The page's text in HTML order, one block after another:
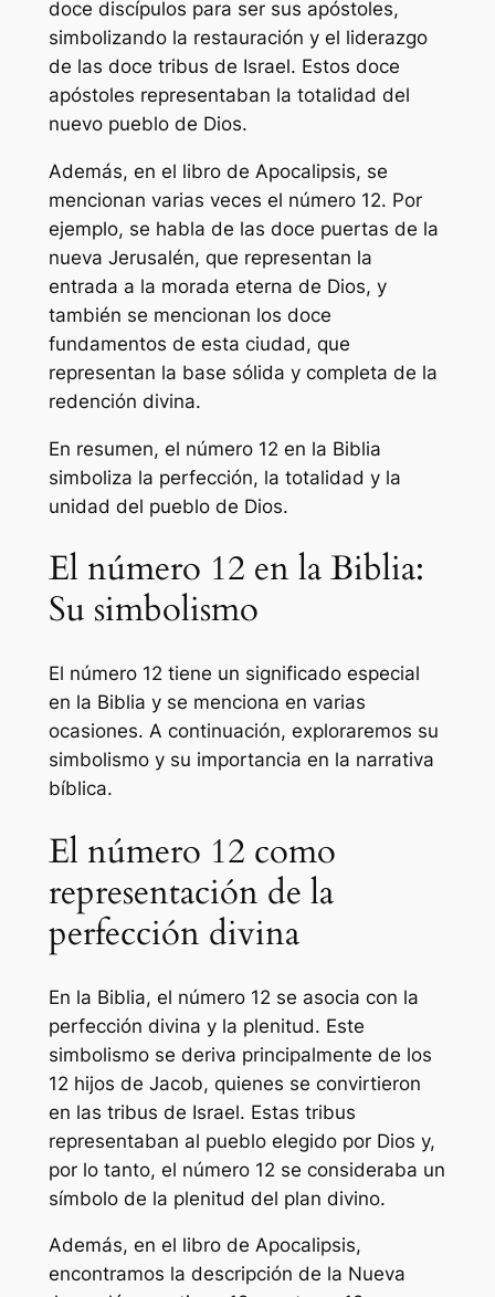
doce discípulos para ser sus apóstoles,
simbolizando la restauración y el liderazgo
de las doce tribus de Israel. Estos doce
apóstoles representaban la totalidad del
nuevo pueblo de Dios.
Además, en el libro de Apocalipsis, se
mencionan varias veces el número 12. Por
ejemplo, se habla de las doce puertas de la
nueva Jerusalén, que representan la
entrada a la morada eterna de Dios, y
también se mencionan los doce
fundamentos de esta ciudad, que
representan la base sólida y completa de la
redención divina.
En resumen, el número 12 en la Biblia
simboliza la perfección, la totalidad y la
unidad del pueblo de Dios.
El número 12 en la Biblia:
Su simbolismo
El número 12 tiene un significado especial
en la Biblia y se menciona en varias
ocasiones. A continuación, exploraremos su
simbolismo y su importancia en la narrativa
bíblica.
El número 12 como
representación de la
perfección divina
En la Biblia, el número 12 se asocia con la
perfección divina y la plenitud. Este
simbolismo se deriva principalmente de los
12 hijos de Jacob, quienes se convirtieron
en las tribus de Israel. Estas tribus
representaban al pueblo elegido por Dios y,
por lo tanto, el número 12 se consideraba un
símbolo de la plenitud del plan divino.
Además, en el libro de Apocalipsis,
encontramos la descripción de la Nueva